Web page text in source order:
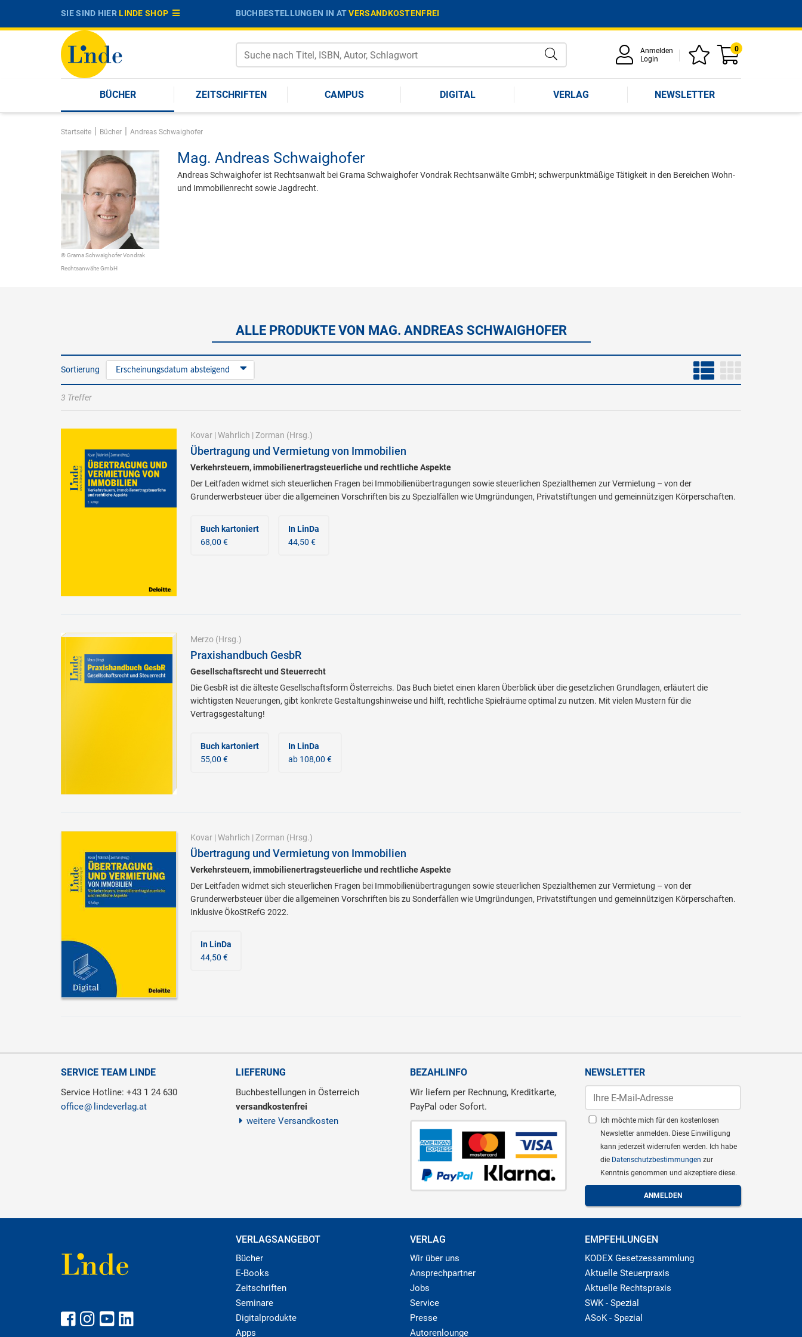
SIE SIND HIERLINDE SHOP BUCHBESTELLUNGEN IN ATVERSANDKOSTENFREI
Anmelden
Login
0
BÜCHER ZEITSCHRIFTEN CAMPUS DIGITAL VERLAG NEWSLETTER
Startseite | Bücher | Andreas Schwaighofer
© Grama Schwaighofer Vondrak
Rechtsanwälte GmbH
Mag. Andreas Schwaighofer
Andreas Schwaighofer ist Rechtsanwalt bei Grama Schwaighofer Vondrak Rechtsanwälte GmbH; schwerpunktmäßige Tätigkeit in den Bereichen Wohn-
und Immobilienrecht sowie Jagdrecht.
ALLE PRODUKTE VON MAG. ANDREAS SCHWAIGHOFER
Sortierung Erscheinungsdatum absteigend
3 Treffer
Kovar| Wahrlich | Zorman (Hrsg.)
Übertragung und Vermietung von Immobilien
Verkehrsteuern, immobilienertragsteuerliche und rechtliche Aspekte
Der Leitfaden widmet sich steuerlichen Fragen bei Immobilienübertragungen sowie steuerlichen Spezialthemen zur Vermietung – von der
Grunderwerbsteuer über die allgemeinen Vorschriften bis zu Spezialfällen wie Umgründungen, Privatstiftungen und gemeinnützigen Körperschaften.
Buch kartoniert
68,00 €
In LinDa
44,50 €
Merzo(Hrsg.)
Praxishandbuch GesbR
Gesellschaftsrecht und Steuerrecht
Die GesbR ist die älteste Gesellschaftsform Österreichs. Das Buch bietet einen klaren Überblick über die gesetzlichen Grundlagen, erläutert die
wichtigsten Neuerungen, gibt konkrete Gestaltungshinweise und hilft, rechtliche Spielräume optimal zu nutzen. Mit vielen Mustern für die
Vertragsgestaltung!
Buch kartoniert
55,00 €
In LinDa
ab 108,00 €
Kovar| Wahrlich | Zorman (Hrsg.)
Übertragung und Vermietung von Immobilien
Verkehrsteuern, immobilienertragsteuerliche und rechtliche Aspekte
Der Leitfaden widmet sich steuerlichen Fragen bei Immobilienübertragungen sowie steuerlichen Spezialthemen zur Vermietung – von der
Grunderwerbsteuer über die allgemeinen Vorschriften bis zu Sonderfällen wie Umgründungen, Privatstiftungen und gemeinnützigen Körperschaften.
Inklusive ÖkoStRefG 2022.
In LinDa
44,50 €
SERVICE TEAM LINDE
Service Hotline: +43 1 24 630
office
lindeverlag.at
LIEFERUNG
Buchbestellungen in Österreich
versandkostenfrei
weitere Versandkosten
BEZAHLINFO
Wir liefern per Rechnung, Kreditkarte,
PayPal oder Sofort.
NEWSLETTER
Ich möchte mich für den kostenlosen
Newsletter anmelden. Diese Einwilligung
kann jederzeit widerrufen werden. Ich habe
die Datenschutzbestimmungen zur
Kenntnis genommen und akzeptiere diese.
VERLAGSANGEBOT
Bücher
E-Books
Zeitschriften
Seminare
Digitalprodukte
Apps
VERLAG
Wir über uns
Ansprechpartner
Jobs
Service
Presse
Autorenlounge
EMPFEHLUNGEN
KODEX Gesetzessammlung
Aktuelle Steuerpraxis
Aktuelle Rechtspraxis
SWK - Spezial
ASoK - Spezial